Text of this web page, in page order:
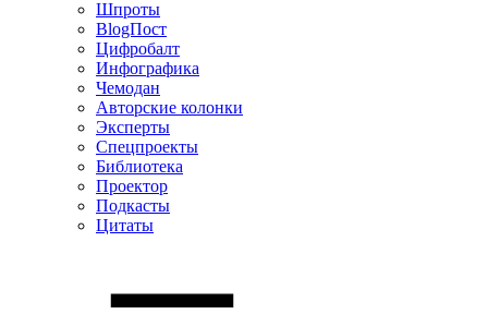
Шпроты
BlogПост
Цифробалт
Инфографика
Чемодан
Авторские колонки
Эксперты
Спецпроекты
Библиотека
Проектор
Подкасты
Цитаты